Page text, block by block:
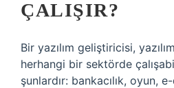
ÇALIŞIR?
Bir yazılım geliştiricisi,
herhangi bir sektörde
şunlardır: bankacılık, oyun,